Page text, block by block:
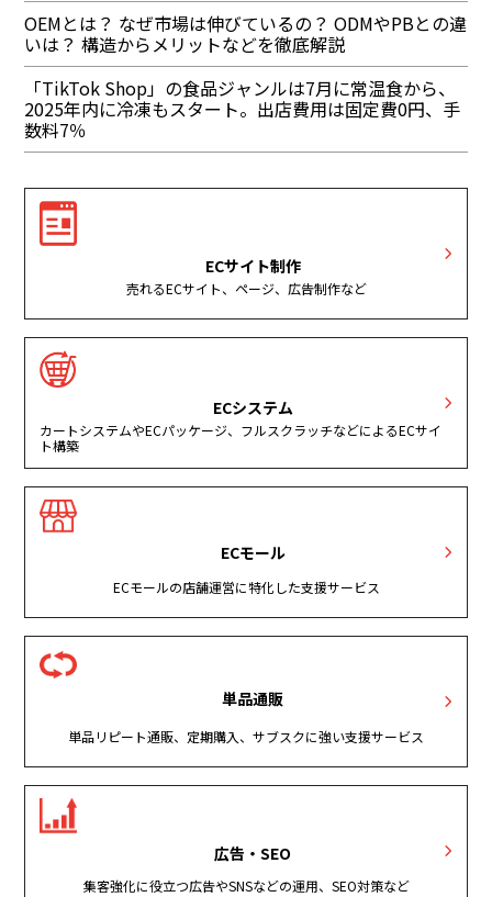
OEMとは？ なぜ市場は伸びているの？ ODMやPBとの違
いは？ 構造からメリットなどを徹底解説
「TikTok Shop」の食品ジャンルは7月に常温食から、
2025年内に冷凍もスタート。出店費用は固定費0円、手
数料7％
ECサイト制作
売れるECサイト、ページ、広告制作など
ECシステム
カートシステムやECパッケージ、フルスクラッチなどによるECサイ
ト構築
ECモール
ECモールの店舗運営に特化した支援サービス
単品通販
単品リピート通販、定期購入、サブスクに強い支援サービス
広告・SEO
集客強化に役立つ広告やSNSなどの運用、SEO対策など